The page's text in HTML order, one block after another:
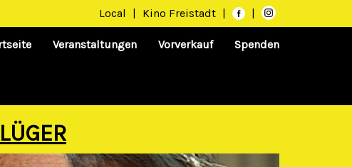
Local | Kino Freistadt | |
Veranstaltungen Vorverkauf Spenden